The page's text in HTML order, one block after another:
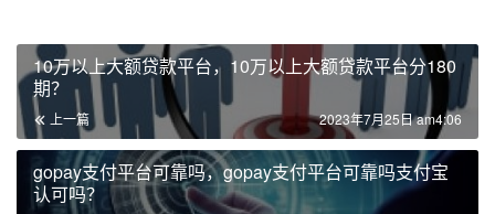
10万以上大额贷款平台，10万以上大额贷款平台分180
期？
上一篇 2023年7月25日 am4:06
gopay支付平台可靠吗，gopay支付平台可靠吗支付宝
认可吗？